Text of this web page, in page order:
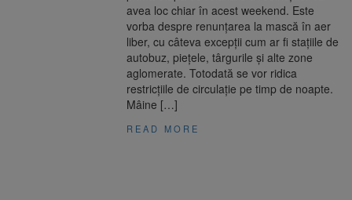
Strategia națională pentru
biodiversitate 2026-2030, adoptată de Senat.
Proiectul merge la promulgare
avea loc chiar în acest weekend. Este
vorba despre renunțarea la mască în aer
liber, cu câteva excepții cum ar fi stațiile de
autobuz, piețele, târgurile și alte zone
aglomerate. Totodată se vor ridica
restricțiile de circulație pe timp de noapte.
Mâine […]
READ MORE